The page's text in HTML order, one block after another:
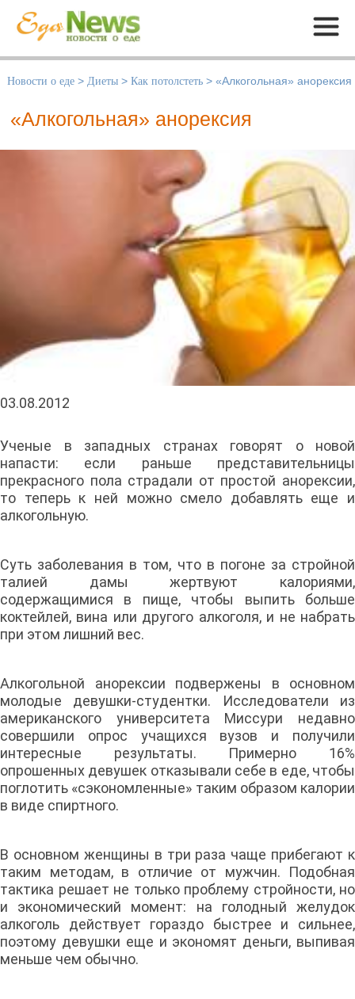
Меню
Новости о еде > Диеты > Как потолстеть > «Алкогольная» анорексия
«Алкогольная» анорексия
03.08.2012
Ученые в западных странах говорят о новой
напасти: если раньше представительницы
прекрасного пола страдали от простой анорексии,
то теперь к ней можно смело добавлять еще и
алкогольную.
Суть заболевания в том, что в погоне за стройной
талией дамы жертвуют калориями,
содержащимися в пище, чтобы выпить больше
коктейлей, вина или другого алкоголя, и не набрать
при этом лишний вес.
Алкогольной анорексии подвержены в основном
молодые девушки-студентки. Исследователи из
американского университета Миссури недавно
совершили опрос учащихся вузов и получили
интересные результаты. Примерно 16%
опрошенных девушек отказывали себе в еде, чтобы
поглотить «сэкономленные» таким образом калории
в виде спиртного.
В основном женщины в три раза чаще прибегают к
таким методам, в отличие от мужчин. Подобная
тактика решает не только проблему стройности, но
и экономический момент: на голодный желудок
алкоголь действует гораздо быстрее и сильнее,
поэтому девушки еще и экономят деньги, выпивая
меньше чем обычно.